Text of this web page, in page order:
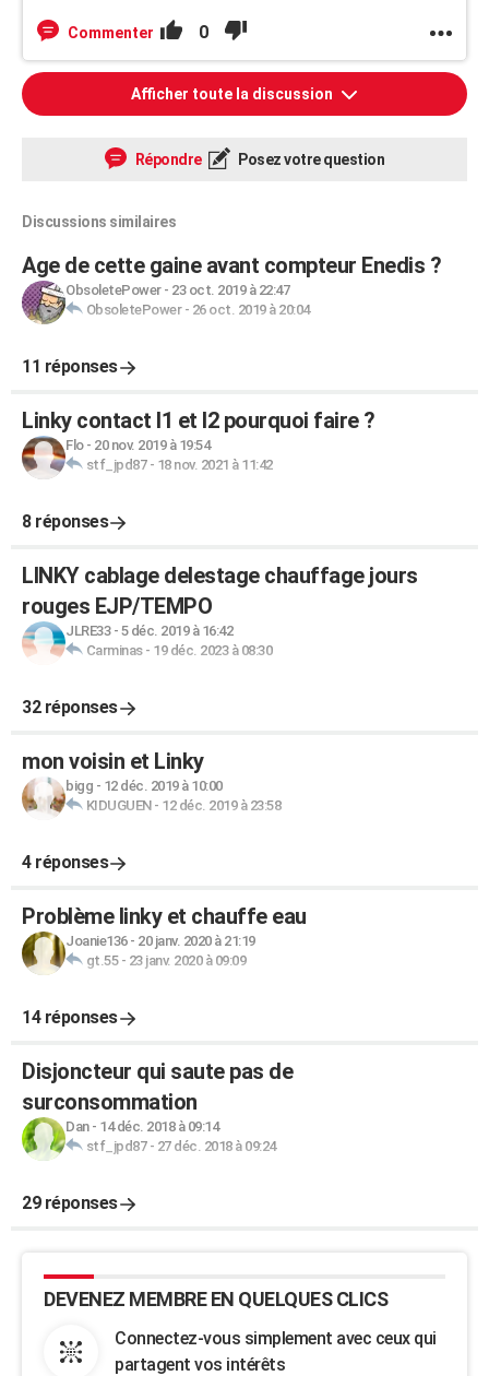
Commenter 0
Afficher toute la discussion
Répondre Posez votre question
Discussions similaires
Age de cette gaine avant compteur Enedis ?
ObsoletePower- 23 oct. 2019 à 22:47
ObsoletePower- 26 oct. 2019 à 20:04
11 réponses
Linky contact I1 et I2 pourquoi faire ?
Flo- 20 nov. 2019 à 19:54
stf_jpd87- 18 nov. 2021 à 11:42
8 réponses
LINKY cablage delestage chauffage jours
rouges EJP/TEMPO
JLRE33- 5 déc. 2019 à 16:42
Carminas- 19 déc. 2023 à 08:30
32 réponses
mon voisin et Linky
bigg - 12 déc. 2019 à 10:00
KIDUGUEN- 12 déc. 2019 à 23:58
4 réponses
Problème linky et chauffe eau
Joanie136- 20 janv. 2020 à 21:19
gt.55- 23 janv. 2020 à 09:09
14 réponses
Disjoncteur qui saute pas de
surconsommation
Dan- 14 déc. 2018 à 09:14
stf_jpd87- 27 déc. 2018 à 09:24
29 réponses
DEVENEZ MEMBRE EN QUELQUES CLICS
Connectez-vous simplement avec ceux qui
partagent vos intérêts